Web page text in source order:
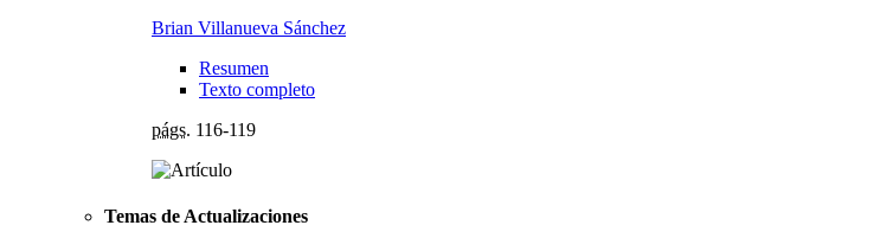
Brian Villanueva Sánchez
Resumen
Texto completo
págs. 116-119
Temas de Actualizaciones